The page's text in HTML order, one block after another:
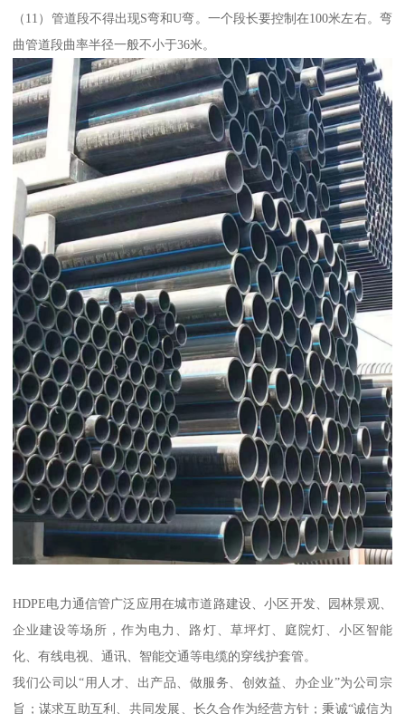
（11）管道段不得出现S弯和U弯。一个段长要控制在100米左右。弯
曲管道段曲率半径一般不小于36米。
HDPE电力通信管广泛应用在城市道路建设、小区开发、园林景观、
企业建设等场所，作为电力、路灯、草坪灯、庭院灯、小区智能
化、有线电视、通讯、智能交通等电缆的穿线护套管。
我们公司以“用人才、出产品、做服务、创效益、办企业”为公司宗
旨；谋求互助互利、共同发展、长久合作为经营方针；秉诚“诚信为